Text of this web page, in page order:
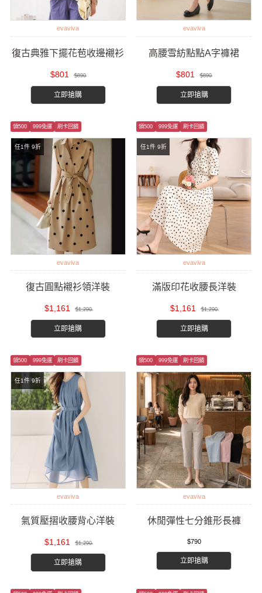
evaviva
復古典雅下擺花苞收邊襯衫
$801 $890
立即搶購
evaviva
高腰雪紡點點A字褲裙
$801 $890
立即搶購
任1件 9折
領500 999免運 刷卡回饋
evaviva
復古圓點襯衫領洋裝
$1,161 $1,290
立即搶購
任1件 9折
領500 999免運 刷卡回饋
evaviva
滿版印花收腰長洋裝
$1,161 $1,290
立即搶購
任1件 9折
領500 999免運 刷卡回饋
evaviva
氣質壓摺收腰背心洋裝
$1,161 $1,290
立即搶購
領500 999免運 刷卡回饋
evaviva
休閒彈性七分錐形長褲
$790
立即搶購